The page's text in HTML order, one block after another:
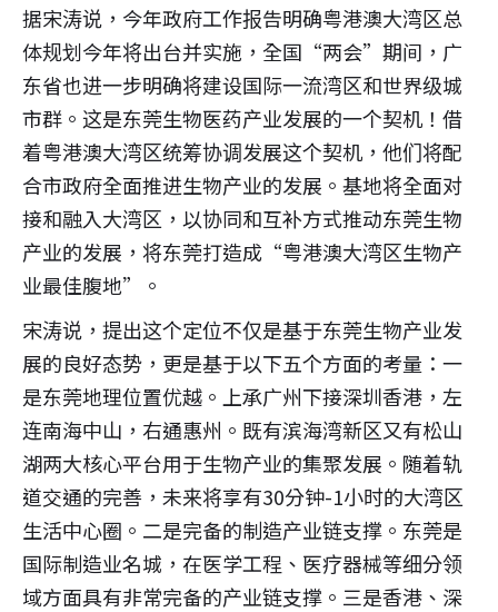
据宋涛说，今年政府工作报告明确粤港澳大湾区总
体规划今年将出台并实施，全国“两会”期间，广
东省也进一步明确将建设国际一流湾区和世界级城
市群。这是东莞生物医药产业发展的一个契机！借
着粤港澳大湾区统筹协调发展这个契机，他们将配
合市政府全面推进生物产业的发展。基地将全面对
接和融入大湾区，以协同和互补方式推动东莞生物
产业的发展，将东莞打造成“粤港澳大湾区生物产
业最佳腹地”。
宋涛说，提出这个定位不仅是基于东莞生物产业发
展的良好态势，更是基于以下五个方面的考量：一
是东莞地理位置优越。上承广州下接深圳香港，左
连南海中山，右通惠州。既有滨海湾新区又有松山
湖两大核心平台用于生物产业的集聚发展。随着轨
道交通的完善，未来将享有30分钟-1小时的大湾区
生活中心圈。二是完备的制造产业链支撑。东莞是
国际制造业名城，在医学工程、医疗器械等细分领
域方面具有非常完备的产业链支撑。三是香港、深